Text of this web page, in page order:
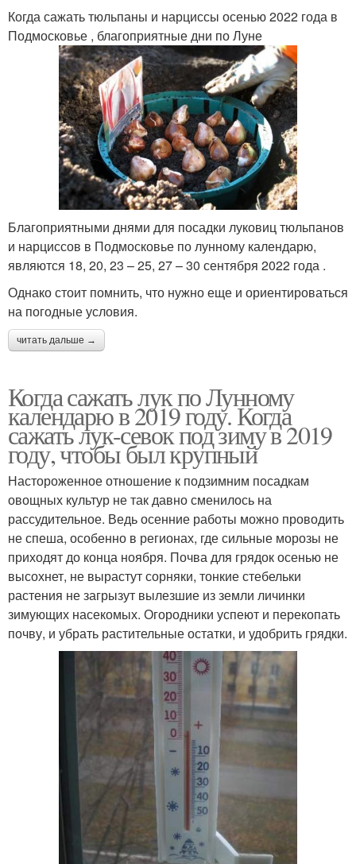
Когда сажать тюльпаны и нарциссы осенью 2022 года в
Подмосковье , благоприятные дни по Луне
Благоприятными днями для посадки луковиц тюльпанов
и нарциссов в Подмосковье по лунному календарю,
являются 18, 20, 23 – 25, 27 – 30 сентября 2022 года .
Однако стоит помнить, что нужно еще и ориентироваться
на погодные условия.
читать дальше →
Когда сажать лук по Лунному
календарю в 2019 году. Когда
сажать лук-севок под зиму в 2019
году, чтобы был крупный
Настороженное отношение к подзимним посадкам
овощных культур не так давно сменилось на
рассудительное. Ведь осенние работы можно проводить
не спеша, особенно в регионах, где сильные морозы не
приходят до конца ноября. Почва для грядок осенью не
высохнет, не вырастут сорняки, тонкие стебельки
растения не загрызут вылезшие из земли личинки
зимующих насекомых. Огородники успеют и перекопать
почву, и убрать растительные остатки, и удобрить грядки.